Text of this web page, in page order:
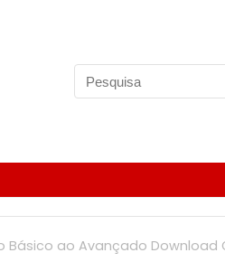
Básico ao Avançado Download